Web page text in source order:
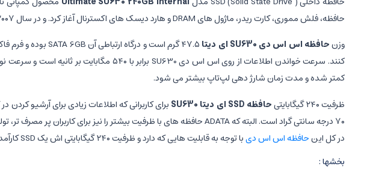
حافظه، فلش مموری، کارت ریدر، ماژول های DRAM و هارد دیسک های اکسترنال آغاز کرد. و در سال ۲۰۰۷ میلادی به سومین تولید کننده DRAM تبدیل شد و در سال ۲۰۰۸ میلادی به مقام چهارم تولید کننده فلش مموری رسید.
وزنحافظه اس اس دی SU630 ای دیتا
کمتر شده و مدت زمان شارژ دهی لپ‌تاپ بیشتر می شود.
ظرفیت ۲۴۰ گیگابایتی
حافظه SSD ای دیتا SU630
۷۰ درجه سانتی گراد است. البته که ADATA حافظه های با ظرفیت بیشتر را نیز برای کاربران پر مصرف تر، تولید کرده است.
در کل اینحافظه اس اس دیبا توجه به قابلیت هایی که دارد و ظرفیت ۲۴۰ گیگابایتی اش یک SSD کارآمد و به صرفه برای کاربران محسوب می‌شود.
بخشها :